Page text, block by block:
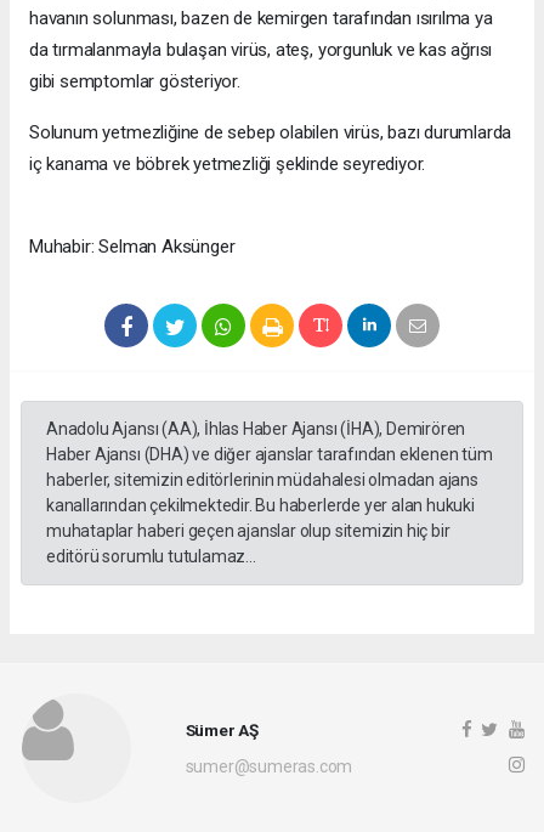
havanın solunması, bazen de kemirgen tarafından ısırılma ya
da tırmalanmayla bulaşan virüs, ateş, yorgunluk ve kas ağrısı
gibi semptomlar gösteriyor.
Solunum yetmezliğine de sebep olabilen virüs, bazı durumlarda
iç kanama ve böbrek yetmezliği şeklinde seyrediyor.
Muhabir: Selman Aksünger
Anadolu Ajansı (AA), İhlas Haber Ajansı (İHA), Demirören
Haber Ajansı (DHA) ve diğer ajanslar tarafından eklenen tüm
haberler, sitemizin editörlerinin müdahalesi olmadan ajans
kanallarından çekilmektedir. Bu haberlerde yer alan hukuki
muhataplar haberi geçen ajanslar olup sitemizin hiç bir
editörü sorumlu tutulamaz...
Sümer AŞ
sumer@sumeras.com